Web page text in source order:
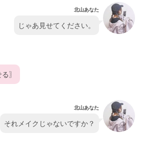
北山あなた
じゃあ見せてください。
〗
北山あなた
それメイクじゃないですか？